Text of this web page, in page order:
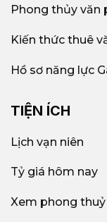
Phong thủy văn
Kiến thức thuê
Hồ sơ năng lực
TIỆN ÍCH
Lịch vạn niên
Tỷ giá hôm nay
Xem phong thuỷ